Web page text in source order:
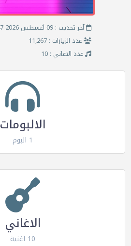
آخر تحديث : 09 أغسطس 2026 01:47 م
عدد الزيارات : 11,267
عدد الاغاني : 10
الالبومات
1 البوم
الاغاني
10 اغنية